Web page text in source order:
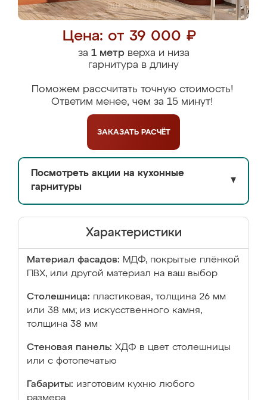
Цена: от 39 000 ₽
за 1 метрверха и низа
гарнитура в длину
Поможем рассчитать точную стоимость!
Ответим менее, чем за 15 минут!
ЗАКАЗАТЬ РАСЧЁТ
Посмотреть акции на кухонные
гарнитуры
▼
Характеристики
Материал фасадов: МДФ, покрытые плёнкой
ПВХ, или другой материал на ваш выбор
Столешница: пластиковая, толщина 26 мм
или 38 мм; из искусственного камня,
толщина 38 мм
Стеновая панель: ХДФ в цвет столешницы
или с фотопечатью
Габариты: изготовим кухню любого